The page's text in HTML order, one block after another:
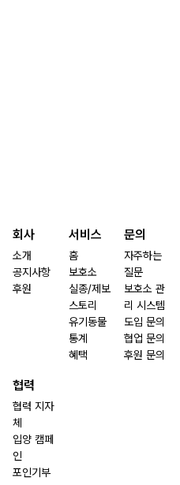
회사
소개
공지사항
후원
서비스
홈
보호소
실종/제보
스토리
유기동물
통계
혜택
문의
자주하는
질문
보호소 관
리 시스템
도입 문의
협업 문의
후원 문의
협력
협력 지자
체
입양 캠페
인
포인기부